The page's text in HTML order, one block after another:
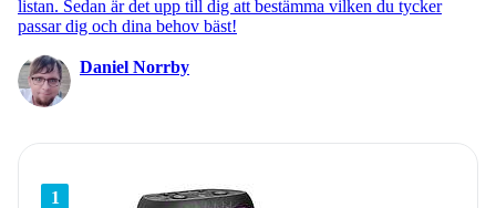
listan. Sedan är det upp till dig att bestämma vilken du tycker
passar dig och dina behov bäst!
Daniel Norrby
1